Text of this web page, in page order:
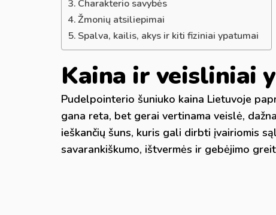
Charakterio savybės
Žmonių atsiliepimai
Spalva, kailis, akys ir kiti fiziniai ypatumai
Kaina ir veisliniai
Pudelpointerio šuniuko kaina Lietuvoje
gana reta, bet gerai vertinama veislė,
ieškančių šuns, kuris gali dirbti įvairiomis
savarankiškumo, ištvermės ir gebėjimo